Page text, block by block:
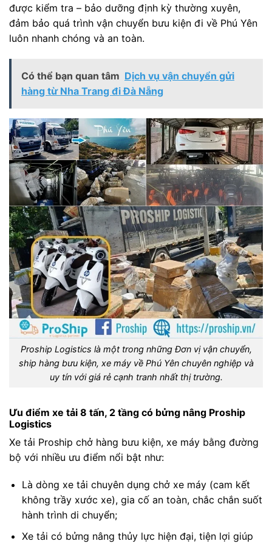
được kiểm tra – bảo dưỡng định kỳ thường xuyên,
đảm bảo quá trình vận chuyển bưu kiện đi về Phú Yên
luôn nhanh chóng và an toàn.
Có thể bạn quan tâm Dịch vụ vận chuyển gửi
hàng từ Nha Trang đi Đà Nẵng
Proship Logistics là một trong những Đơn vị vận chuyển,
ship hàng bưu kiện, xe máy về Phú Yên chuyên nghiệp và
uy tín với giá rẻ cạnh tranh nhất thị trường.
Ưu điểm xe tải 8 tấn, 2 tầng có bửng nâng Proship
Logistics
Xe tải Proship chở hàng bưu kiện, xe máy bằng đường
bộ với nhiều ưu điểm nổi bật như:
Là dòng xe tải chuyên dụng chở xe máy (cam kết
không trầy xước xe), gia cố an toàn, chắc chắn suốt
hành trình di chuyển;
Xe tải có bửng nâng thủy lực hiện đại, tiện lợi giúp